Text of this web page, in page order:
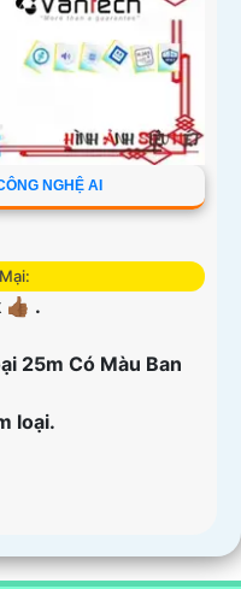
NGHỆ AI
.
25m Có Màu Ban
loại.